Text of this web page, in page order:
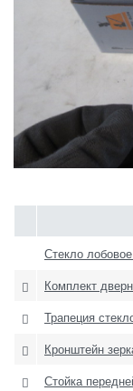
Стекло
Комплект
Трапеция
Кронштейн
Стойка